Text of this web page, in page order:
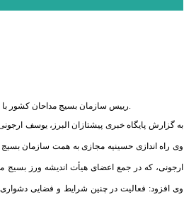
رییس سازمان بسیج مداحان کشور با اشاره به اقدام مناسب رییس بسیج مداحان استان البرز در راه اندازی حسینیه مجازی، گفت: این استان در کشور پیشرو بوده و حرکتی نو اتخاذ کرده است.
به گزارش پایگاه خبری پیشتازان البرز، یوسف
وی راه اندازی حسینیه مجازی به همت سازمان
ارجونی، که در جمع اعضای هیأت اندیشه ورز بسیج
وی افزود: فعالیت در چنین شرایط و فضایی دشواری